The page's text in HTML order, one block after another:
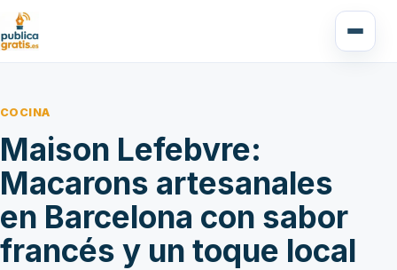
COCINA
Maison Lefebvre:
Macarons artesanales
en Barcelona con sabor
francés y un toque local